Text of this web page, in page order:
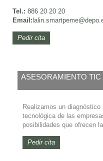
Tel.: 886 20 20 20
Email:
Pedir cita
ASESORAMIENTO TIC
Realizamos un
tecnológica de las
posibilidades que ofrecen
Pedir cita